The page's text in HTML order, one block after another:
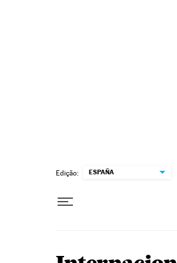
Edição: ESPAÑA